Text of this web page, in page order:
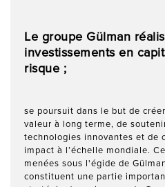
Le groupe Gülman
investissements en
risque ;
se poursuit dans le but de
valeur à long terme, de
technologies innovantes et de
impact à l’échelle mondiale.
menées sous l'égide de
constituent une partie